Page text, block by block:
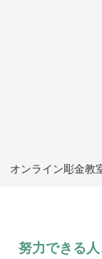
オンライン彫金教
努力できる